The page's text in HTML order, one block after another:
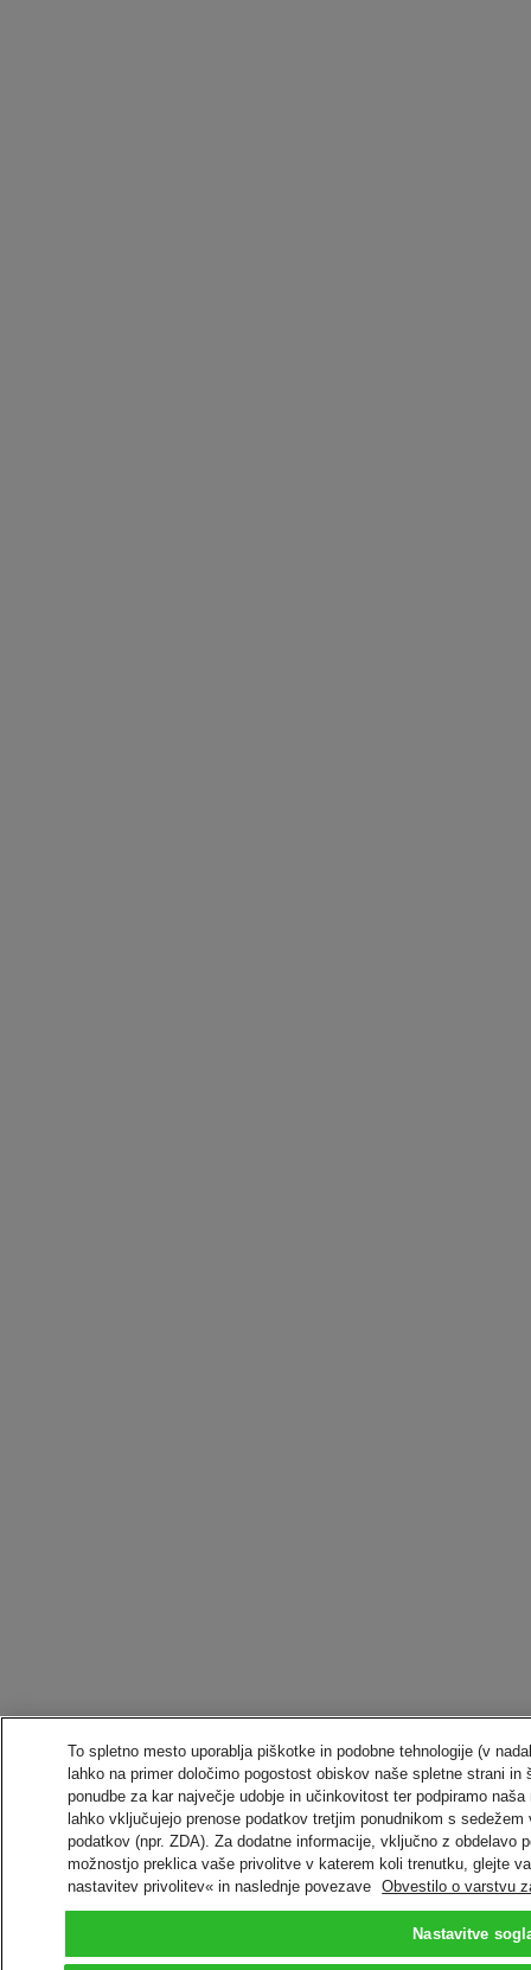
To spletno mesto uporablja piškotke in podobne tehnologije (v
lahko na primer določimo pogostost obiskov naše spletne strani
ponudbe za kar največje udobje in učinkovitost ter podpiramo
lahko vključujejo prenose podatkov tretjim ponudnikom s
podatkov (npr. ZDA). Za dodatne informacije, vključno z obdelavo
možnostjo preklica vaše privolitve v katerem koli trenutku, glejte
nastavitev privolitev« in naslednje povezave
Obvestilo o varstvu
Nastavitve